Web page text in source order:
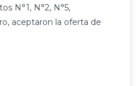
N°1, N°2, N°5,
aceptaron la oferta de